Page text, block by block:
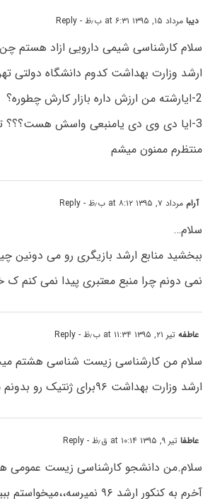
دیبامرداد ۱۵, ۱۳۹۵ at ۶:۳۱ ب٫ظ - Reply
ارشد وزارت بهداشت کدوم دانشگاه دولتی
2-ایارشته من ارزش داره بازار کارش چطوره؟
3-ایا دی وی دی یامنبعی واسش هست؟؟؟
منتظرم ممنون میشم
آرام مرداد ۷, ۱۳۹۵ at ۸:۱۲ ب٫ظ - Reply
سلام…
ببخشید منابع ارشد بازیگری رو می دونین
نمی دونم چرا منبع معتبری پیدا نمی کنم
عاطفهتیر ۲۱, ۱۳۹۵ at ۱۱:۳۴ ب٫ظ - Reply
سلام من کارشناسی زیست شناسی هشتم
ارشد وزارت بهداشت ۹۶برای ژنتیک رو بدونم ممنون۷
عاطفاتیر ۹, ۱۳۹۵ at ۱۰:۱۴ ق٫ظ - Reply
سلام.من دانشجو کارشناسی زیست عمومی
آخرم به کنکور ارشد ۹۶